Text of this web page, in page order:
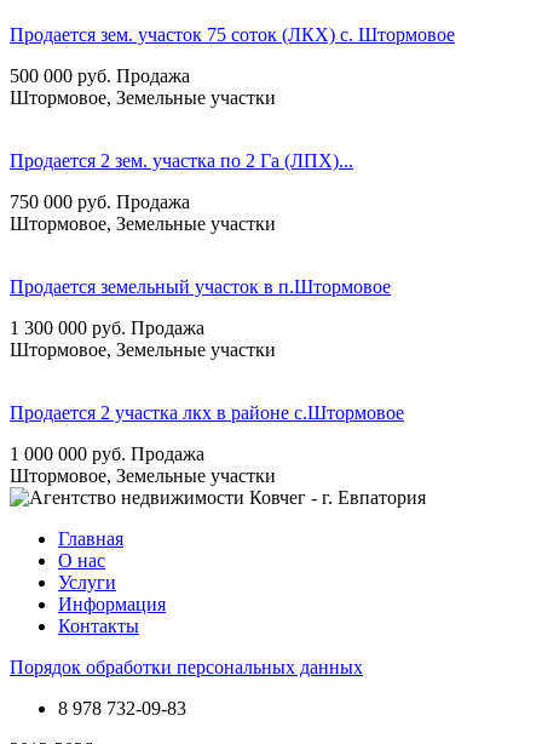
Продается зем. участок 75 соток (ЛКХ) с. Штормовое
500 000 руб. Продажа
Штормовое, Земельные участки
Продается 2 зем. участка по 2 Га (ЛПХ)...
750 000 руб. Продажа
Штормовое, Земельные участки
Продается земельный участок в п.Штормовое
1 300 000 руб. Продажа
Штормовое, Земельные участки
Продается 2 участка лкх в районе с.Штормовое
1 000 000 руб. Продажа
Штормовое, Земельные участки
Главная
О нас
Услуги
Информация
Контакты
Порядок обработки персональных данных
8 978 732-09-83